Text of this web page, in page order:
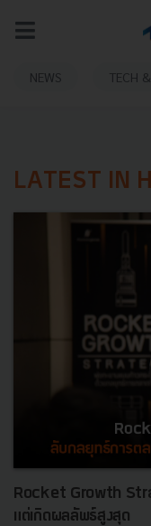
NEWS TECH
LATEST IN
Rocket Growth
แต่เกิดผลลัพธ์สูงสุด